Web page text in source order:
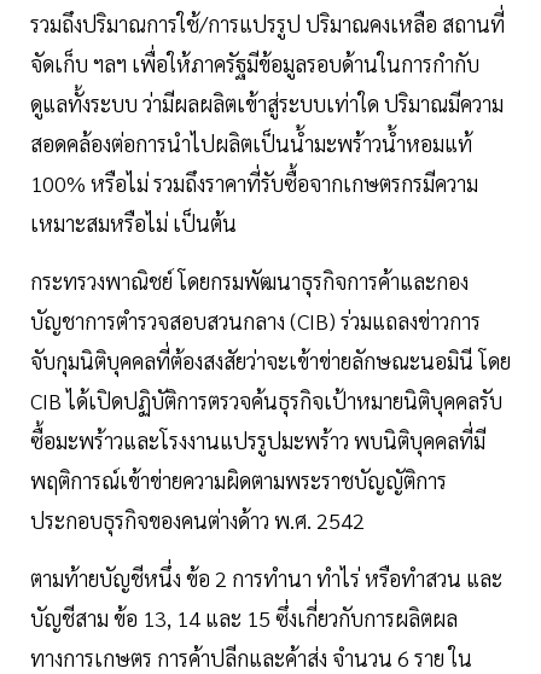
รวมถึงปริมาณการใช้/การแปรรูป ปริมาณคงเหลือ สถานที่
จัดเก็บ ฯลฯ เพื่อให้ภาครัฐมีข้อมูลรอบด้านในการกํากับ
ดูแลทั้งระบบ ว่ามีผลผลิตเข้าสู่ระบบเท่าใด ปริมาณมีความ
สอดคล้องต่อการนําไปผลิตเป็นนํ้ามะพร้าวนํ้าหอมแท้
100% หรือไม่ รวมถึงราคาที่รับซื้อจากเกษตรกรมีความ
เหมาะสมหรือไม่ เป็นต้น
กระทรวงพาณิชย์ โดยกรมพัฒนาธุรกิจการค้าและกอง
บัญชาการตํารวจสอบสวนกลาง (CIB) ร่วมแถลงข่าวการ
จับกุมนิติบุคคลที่ต้องสงสัยว่าจะเข้าข่ายลักษณะนอมินี โดย
CIB ได้เปิดปฏิบัติการตรวจค้นธุรกิจเป้าหมายนิติบุคคลรับ
ซื้อมะพร้าวและโรงงานแปรรูปมะพร้าว พบนิติบุคคลที่มี
พฤติการณ์เข้าข่ายความผิดตามพระราชบัญญัติการ
ประกอบธุรกิจของคนต่างด้าว พ.ศ. 2542
ตามท้ายบัญชีหนึ่ง ข้อ 2 การทํานา ทําไร่ หรือทําสวน และ
บัญชีสาม ข้อ 13, 14 และ 15 ซึ่งเกี่ยวกับการผลิตผล
ทางการเกษตร การค้าปลีกและค้าส่ง จํานวน 6 ราย ใน